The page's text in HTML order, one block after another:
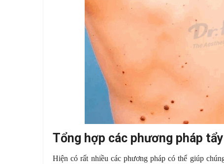
Tổng hợp các phương pháp
Hiện có rất nhiều các phương pháp có thể giúp